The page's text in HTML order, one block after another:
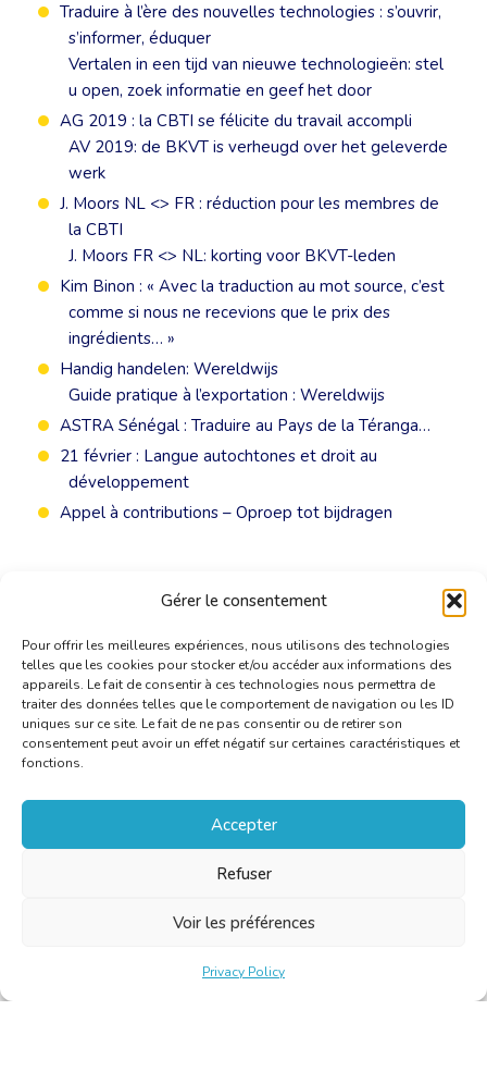
Gérer le consentement
Pour offrir les meilleures expériences, nous utilisons des technologies
telles que les cookies pour stocker et/ou accéder aux informations des
appareils. Le fait de consentir à ces technologies nous permettra de
traiter des données telles que le comportement de navigation ou les ID
uniques sur ce site. Le fait de ne pas consentir ou de retirer son
consentement peut avoir un effet négatif sur certaines caractéristiques et
fonctions.
Accepter
Refuser
Voir les préférences
Privacy Policy
Traduire à l’ère des nouvelles technologies : s’ouvrir,
s’informer, éduquer
Vertalen in een tijd van nieuwe technologieën: stel
u open, zoek informatie en geef het door
AG 2019 : la CBTI se félicite du travail accompli
AV 2019: de BKVT is verheugd over het geleverde
werk
J. Moors NL <> FR : réduction pour les membres de
la CBTI
J. Moors FR <> NL: korting voor BKVT-leden
Kim Binon : « Avec la traduction au mot source, c’est
comme si nous ne recevions que le prix des
ingrédients… »
Handig handelen: Wereldwijs
Guide pratique à l’exportation : Wereldwijs
ASTRA Sénégal : Traduire au Pays de la Téranga…
21 février : Langue autochtones et droit au
développement
Appel à contributions – Oproep tot bijdragen